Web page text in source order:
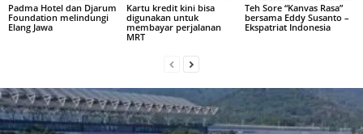
Padma Hotel dan Djarum
Foundation melindungi
Elang Jawa
Kartu kredit kini bisa
digunakan untuk
membayar perjalanan
MRT
Teh Sore “Kanvas Rasa”
bersama Eddy Susanto –
Ekspatriat Indonesia